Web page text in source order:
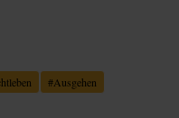
#Ausgehen